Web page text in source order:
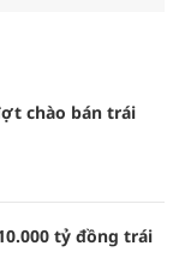
chào bán trái
tỷ đồng trái